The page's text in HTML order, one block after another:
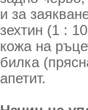
и за
зехтин (1 :
кожа на
билка
апетит.